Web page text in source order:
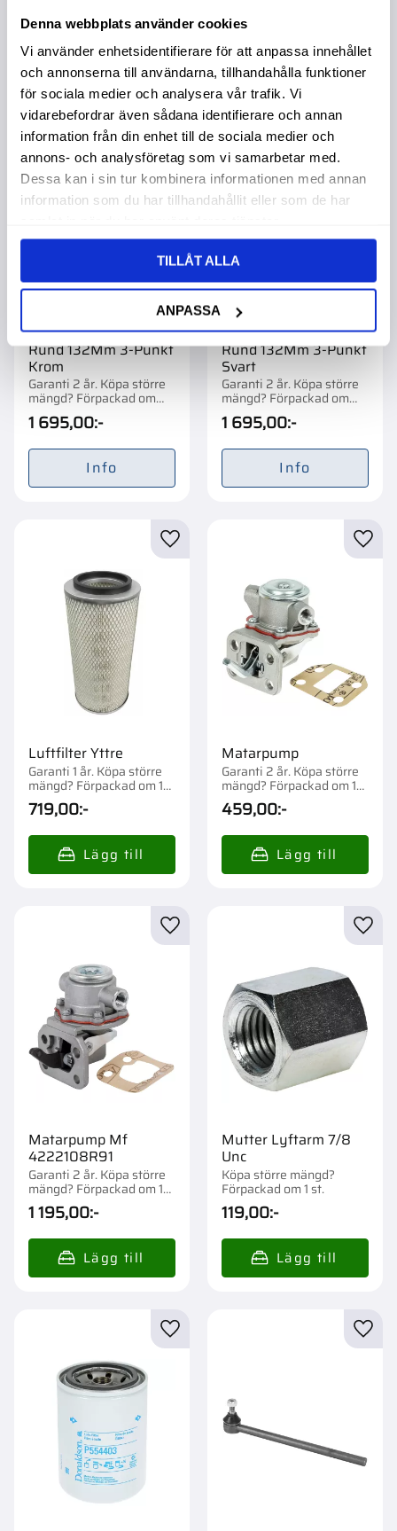
Denna webbplats använder cookies
Vi använder enhetsidentifierare för att anpassa innehållet
och annonserna till användarna, tillhandahålla funktioner
för sociala medier och analysera vår trafik. Vi
vidarebefordrar även sådana identifierare och annan
information från din enhet till de sociala medier och
annons- och analysföretag som vi samarbetar med.
Dessa kan i sin tur kombinera informationen med annan
information som du har tillhandahållit eller som de har
TILLÅT ALLA
ANPASSA
Led-Strålkastare
Rund 132Mm 3-Punkt
Krom
Garanti 2 år. Köpa större
mängd? Förpackad om
1/12 st.
1 695,00:-
Lägg till i favoriter
Info
Led-Strålkastare
Rund 132Mm 3-Punkt
Svart
Garanti 2 år. Köpa större
mängd? Förpackad om
1/12 st.
1 695,00:-
Info
Luftfilter Yttre
Garanti 1 år. Köpa större
mängd? Förpackad om 1
st.
719,00:-
Lägg till i favoriter
Matarpump
Garanti 2 år. Köpa större
mängd? Förpackad om 1
st.
459,00:-
Matarpump Mf
4222108R91
Garanti 2 år. Köpa större
mängd? Förpackad om 1
st.
1 195,00:-
Lägg till i favoriter
Mutter Lyftarm 7/8
Unc
Köpa större mängd?
Förpackad om 1 st.
119,00:-
Lägg till i favoriter